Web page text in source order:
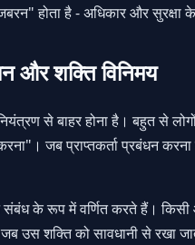
होता है - अधिकार और सुरक्षा के
और शक्ति विनिमय
से बाहर होना है। बहुत से
करना"। जब प्राप्तकर्ता
के रूप में वर्णित करते हैं।
उस शक्ति को सावधानी से रखा